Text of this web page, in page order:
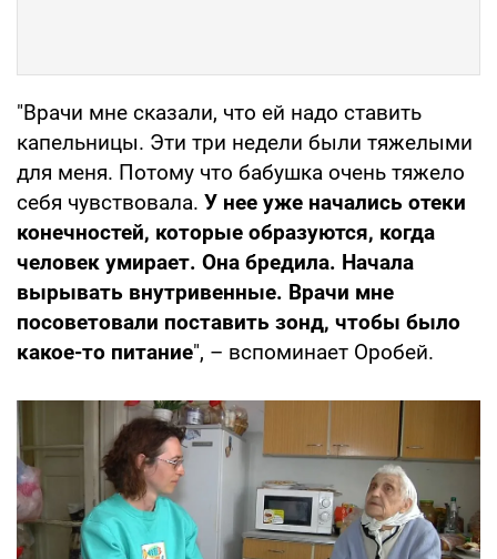
"Врачи мне сказали, что ей надо ставить
капельницы. Эти три недели были тяжелыми
для меня. Потому что бабушка очень тяжело
себя чувствовала. У нее уже начались отеки
конечностей, которые образуются, когда
человек умирает. Она бредила. Начала
вырывать внутривенные. Врачи мне
посоветовали поставить зонд, чтобы было
какое-то питание", – вспоминает Оробей.